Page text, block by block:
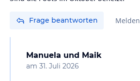
Frage beantworten Melden
Manuela und Maik
am 31. Juli 2026